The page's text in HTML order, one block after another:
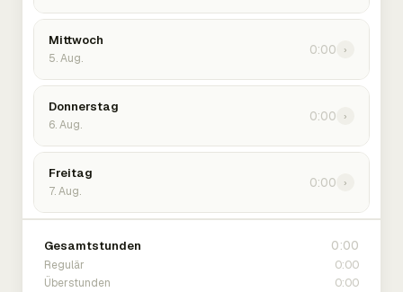
Mittwoch
5. Aug.
0:00 ›
Donnerstag
6. Aug.
0:00 ›
Freitag
7. Aug.
0:00 ›
Gesamtstunden 0:00
Regulär 0:00
Überstunden 0:00